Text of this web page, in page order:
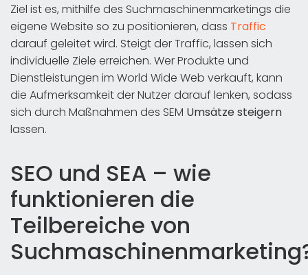
Ziel ist es, mithilfe des Suchmaschinenmarketings die
eigene Website so zu positionieren, dass Traffic
darauf geleitet wird. Steigt der Traffic, lassen sich
individuelle Ziele erreichen. Wer Produkte und
Dienstleistungen im World Wide Web verkauft, kann
die Aufmerksamkeit der Nutzer darauf lenken, sodass
sich durch Maßnahmen des SEM Umsätze steigern
lassen.
SEO und SEA – wie
funktionieren die
Teilbereiche von